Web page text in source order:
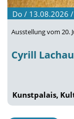
Do / 13.08.2026
Ausstellung vom 20.
Cyrill
Kunstpalais,